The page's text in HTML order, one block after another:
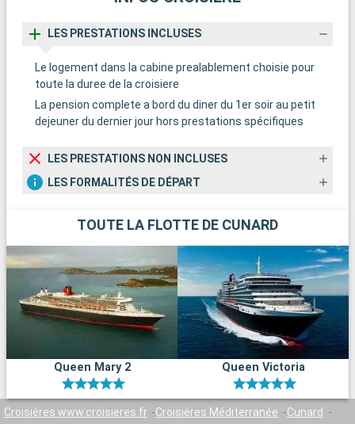
LES PRESTATIONS INCLUSES
Le logement dans la cabine prealablement choisie pour
toute la duree de la croisiere
La pension complete a bord du diner du 1er soir au petit
dejeuner du dernier jour hors prestations spécifiques
LES PRESTATIONS NON INCLUSES
LES FORMALITÉS DE DÉPART
TOUTE LA FLOTTE DE CUNARD
Queen Mary 2 Queen Victoria
Croisières www.croisieres.fr Croisières Méditerranée
Cunard